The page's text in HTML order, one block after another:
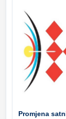
Promjena